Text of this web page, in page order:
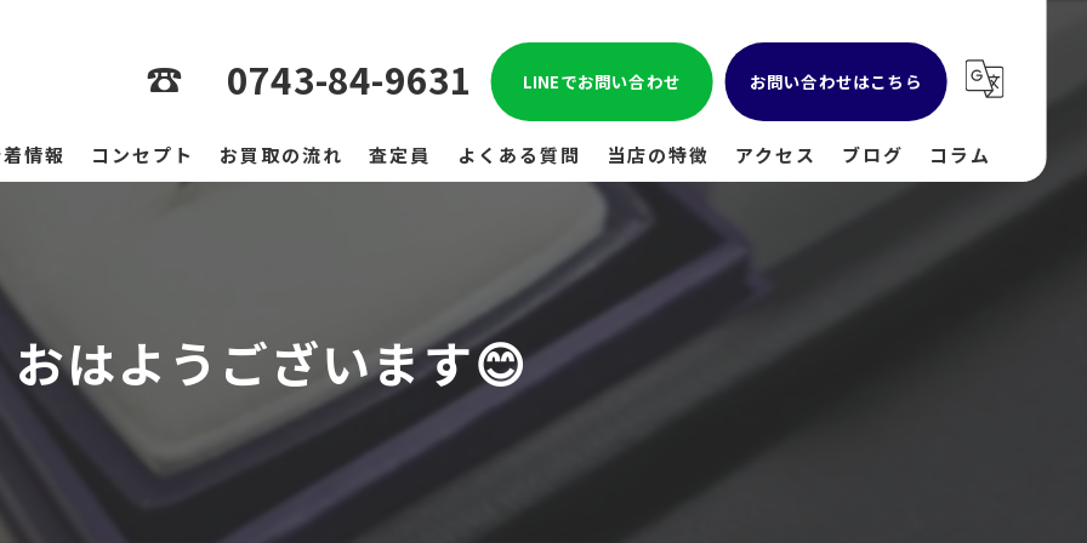
0743-84-9631 LINEでお問い合わせ お問い合わせはこちら
情報 コンセプト お買取の流れ 査定員 よくある質問 当店の特徴
貴金属
金
ブランド
アクセス ブログ コラム
おはようございます😊